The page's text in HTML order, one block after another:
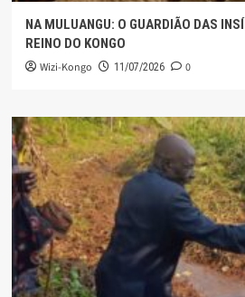
NA MULUANGU: O GUARDIÃO DAS
REINO DO KONGO
Wizi-Kongo 11/07/2026 0